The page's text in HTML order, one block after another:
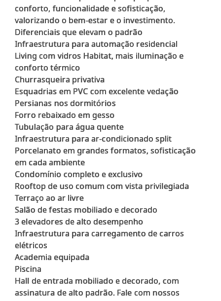
conforto, funcionalidade e sofisticação,
valorizando o bem-estar e o investimento.
Diferenciais que elevam o padrão
Infraestrutura para automação residencial
Living com vidros Habitat, mais iluminação e
conforto térmico
Churrasqueira privativa
Esquadrias em PVC com excelente vedação
Persianas nos dormitórios
Forro rebaixado em gesso
Tubulação para água quente
Infraestrutura para ar-condicionado split
Porcelanato em grandes formatos, sofisticação
em cada ambiente
Condomínio completo e exclusivo
Rooftop de uso comum com vista privilegiada
Terraço ao ar livre
Salão de festas mobiliado e decorado
3 elevadores de alto desempenho
Infraestrutura para carregamento de carros
elétricos
Academia equipada
Piscina
Hall de entrada mobiliado e decorado, com
assinatura de alto padrão. Fale com nossos